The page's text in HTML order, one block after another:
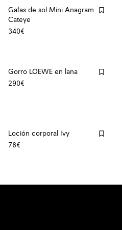
Gafas de sol Mini Anagram
Cateye
340€
Gorro LOEWE en lana
290€
Loción corporal Ivy
78€